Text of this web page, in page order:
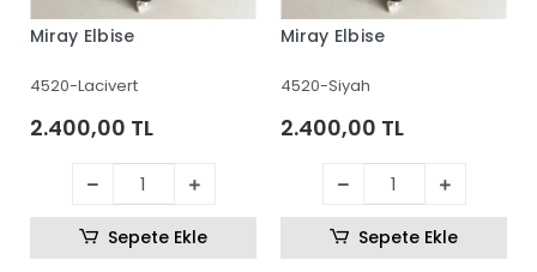
Miray Elbise
4520-Lacivert
2.400,00 TL
Sepete Ekle
Miray Elbise
4520-Siyah
2.400,00 TL
Sepete Ekle